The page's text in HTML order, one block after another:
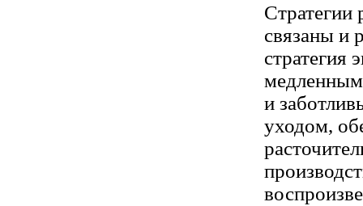
связаны и
стратегия
медленным
и
уходом,